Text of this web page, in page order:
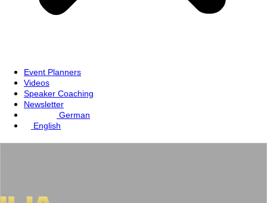
Event Planners
Videos
Speaker Coaching
Newsletter
German
English